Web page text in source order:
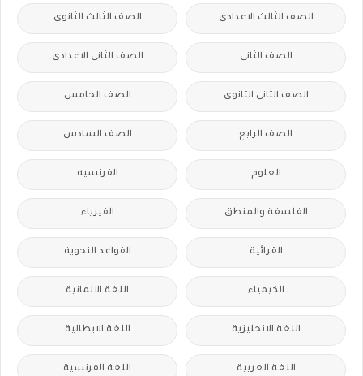
الصف الثالث الاعدادى الصف الثالث الثانوى
الصف الثانى الصف الثانى الاعدادى
الصف الثانى الثانوى الصف الخامس
الصف الرابع الصف السادس
العلوم الفرنسيه
الفلسفة والمنطق الفيزياء
القرائية القواعد النحوية
الكيمياء اللغة الالمانية
اللغة الانجليزية اللغة الايطالية
اللغة العربية اللغة الفرنسية